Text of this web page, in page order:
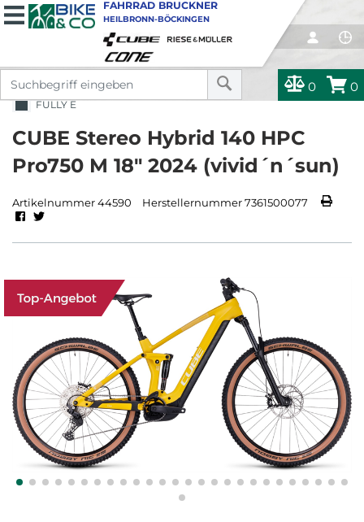
0 0
FAHRRAD BRUCKNER
HEILBRONN-BÖCKINGEN
FULLY E
CUBE Stereo Hybrid 140 HPC
Pro750 M 18" 2024 (vivid´n´sun)
Artikelnummer 44590 Herstellernummer 7361500077